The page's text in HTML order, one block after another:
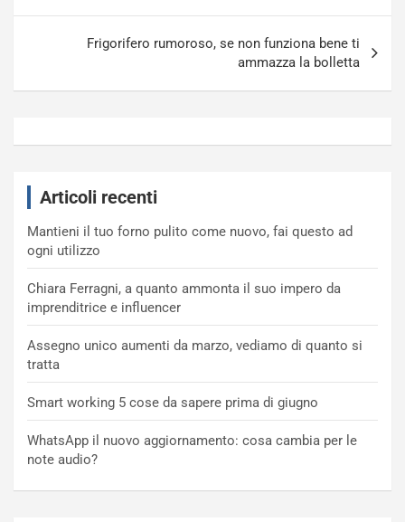
Frigorifero rumoroso, se non funziona bene ti
ammazza la bolletta
Articoli recenti
Mantieni il tuo forno pulito come nuovo, fai questo ad
ogni utilizzo
Chiara Ferragni, a quanto ammonta il suo impero da
imprenditrice e influencer
Assegno unico aumenti da marzo, vediamo di quanto si
tratta
Smart working 5 cose da sapere prima di giugno
WhatsApp il nuovo aggiornamento: cosa cambia per le
note audio?